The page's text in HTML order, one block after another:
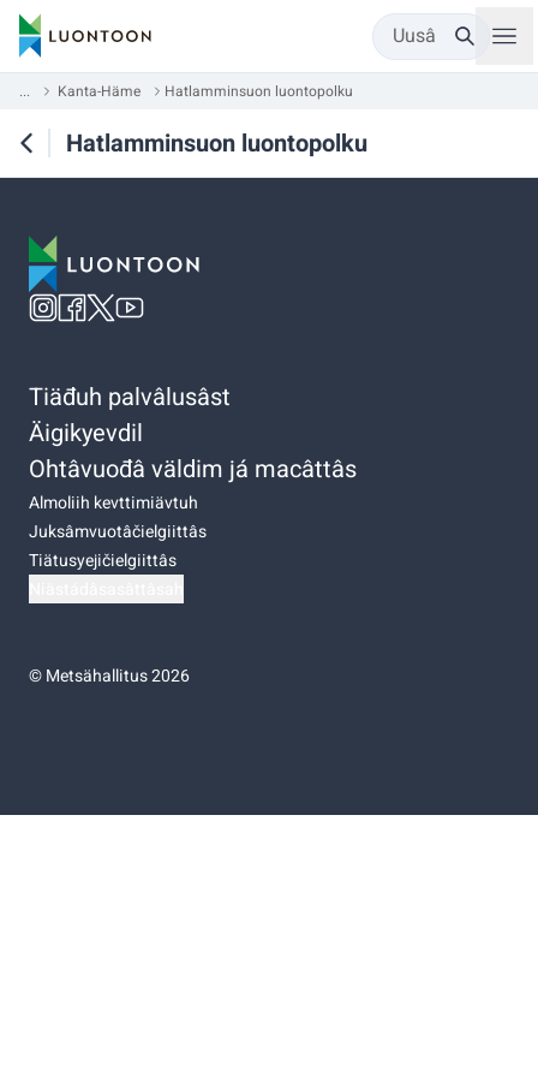
Uusâ
... Kanta-Häme Hatlamminsuon luontopolku
Hatlamminsuon luontopolku
Tiäđuh palvâlusâst
Äigikyevdil
Ohtâvuođâ väldim já macâttâs
Almoliih kevttimiävtuh
Juksâmvuotâčielgiittâs
Tiätusyejičielgiittâs
©Metsähallitus 2026